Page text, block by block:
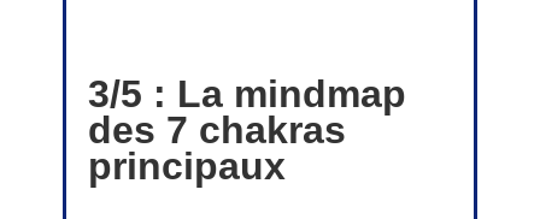
3/5 : La mindmap
des 7 chakras
principaux